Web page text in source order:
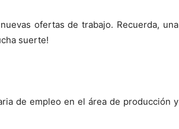
ofertas de trabajo. Recuerda, una
suerte!
de empleo en el área de producción y